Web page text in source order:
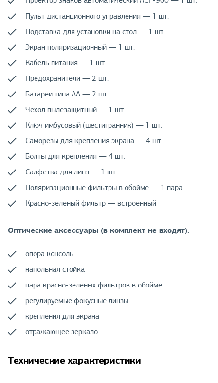
Пульт дистанционного управления — 1 шт.
Подставка для установки на стол — 1 шт.
Экран поляризационный — 1 шт.
Кабель питания — 1 шт.
Предохранители — 2 шт.
Батареи типа AA — 2 шт.
Чехол пылезащитный — 1 шт.
Ключ имбусовый (шестигранник) — 1 шт.
Саморезы для крепления экрана — 4 шт.
Болты для крепления — 4 шт.
Салфетка для линз — 1 шт.
Поляризационные фильтры в обойме — 1 пара
Красно-зелёный фильтр — встроенный
Оптические аксессуары (в комплект не входят):
опора консоль
напольная стойка
пара красно-зелёных фильтров в обойме
регулируемые фокусные линзы
крепления для экрана
отражающее зеркало
Технические характеристики